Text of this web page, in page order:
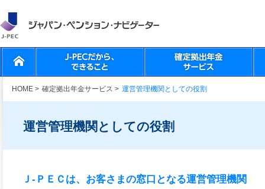
HOME > 確定拠出年金サービス > 運営管理機関としての役割
運営管理機関としての役割
Ｊ-ＰＥＣは、お客さまの窓口となる運営管理機関